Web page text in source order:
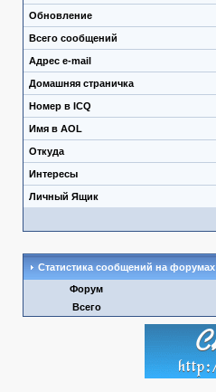
Обновление
Всего сообщений
Адрес e-mail
Домашняя страничка
Номер в ICQ
Имя в AOL
Откуда
Интересы
Личный Ящик
Статистика сообщений на форумах
Форум
Всего